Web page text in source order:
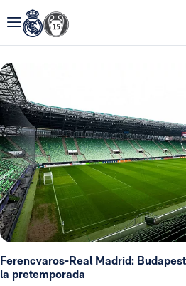
Ferencvaros-Real Madrid:
la pretemporada